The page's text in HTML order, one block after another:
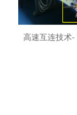
高速互连技术-